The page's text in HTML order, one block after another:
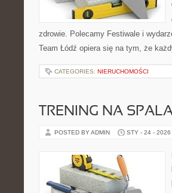
zdrowie. Polecamy Festiwale i
Team Łódź opiera się na tym, że
CATEGORIES: NIERUCHOMOŚCI
TRENING NA
POSTED BY ADMIN STY - 24 - 2026